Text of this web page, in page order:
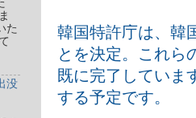
韓国特許庁は、韓
とを決定。これら
既に完了していま
する予定です。
た
没